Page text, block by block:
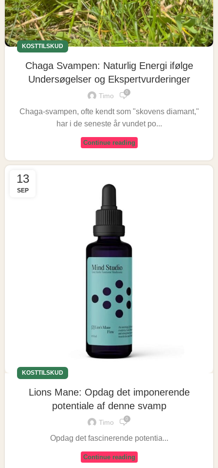
KOSTTILSKUD
Chaga Svampen: Naturlig Energi ifølge
Undersøgelser og Ekspertvurderinger
Timo 0
Chaga-svampen, ofte kendt som "skovens diamant,"
har i de seneste år vundet po...
Continue reading
13
SEP
KOSTTILSKUD
Lions Mane: Opdag det imponerende
potentiale af denne svamp
Timo 0
Opdag det fascinerende potentia...
Continue reading